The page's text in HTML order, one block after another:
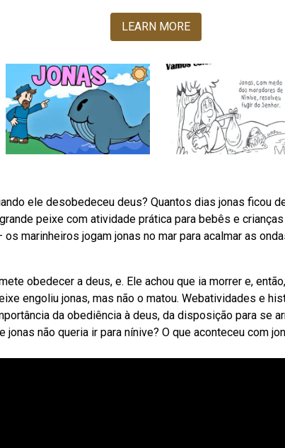
LEARN MORE
ele desobedeceu deus? Quantos dias jonas ficou
peixe com atividade prática para bebês e
marinheiros jogam jonas no mar para acalmar as
obedecer a deus, e. Ele achou que ia morrer e,
engoliu jonas, mas não o matou. Webatividades e
da obediência à deus, da disposição para se
jonas não queria ir para nínive? O que aconteceu com